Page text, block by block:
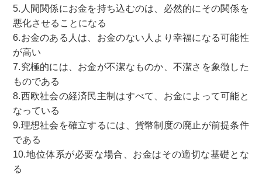
5.人間関係にお金を持ち込むのは、必然的にその関係を
悪化させることになる
6.お金のある人は、お金のない人より幸福になる可能性
が高い
7.究極的には、お金が不潔なものか、不潔さを象徴した
ものである
8.西欧社会の経済民主制はすべて、お金によって可能と
なっている
9.理想社会を確立するには、貨幣制度の廃止が前提条件
である
10.地位体系が必要な場合、お金はその適切な基礎とな
る